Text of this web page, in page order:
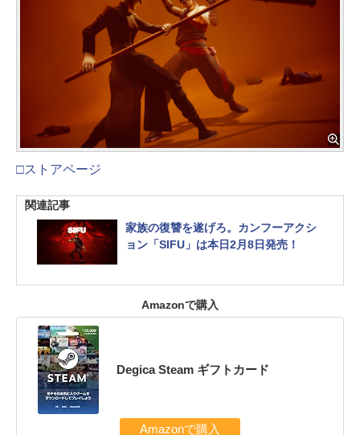
□ストアページ
関連記事
家族の復讐を遂げろ。カンフーアクシ
ョン「SIFU」は本日2月8日発売！
Amazonで購入
Degica Steam ギフトカード
Amazonで購入